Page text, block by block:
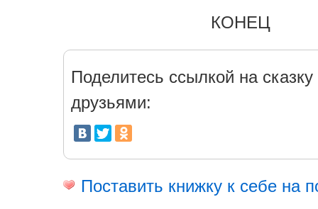
КОНЕЦ
Поделитесь ссылкой на сказку
друзьями:
Поставить книжку к себе на